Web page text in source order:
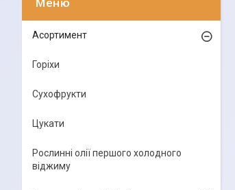
Асортимент
Горіхи
Сухофрукти
Цукати
Рослинні олії першого холодного
віджиму